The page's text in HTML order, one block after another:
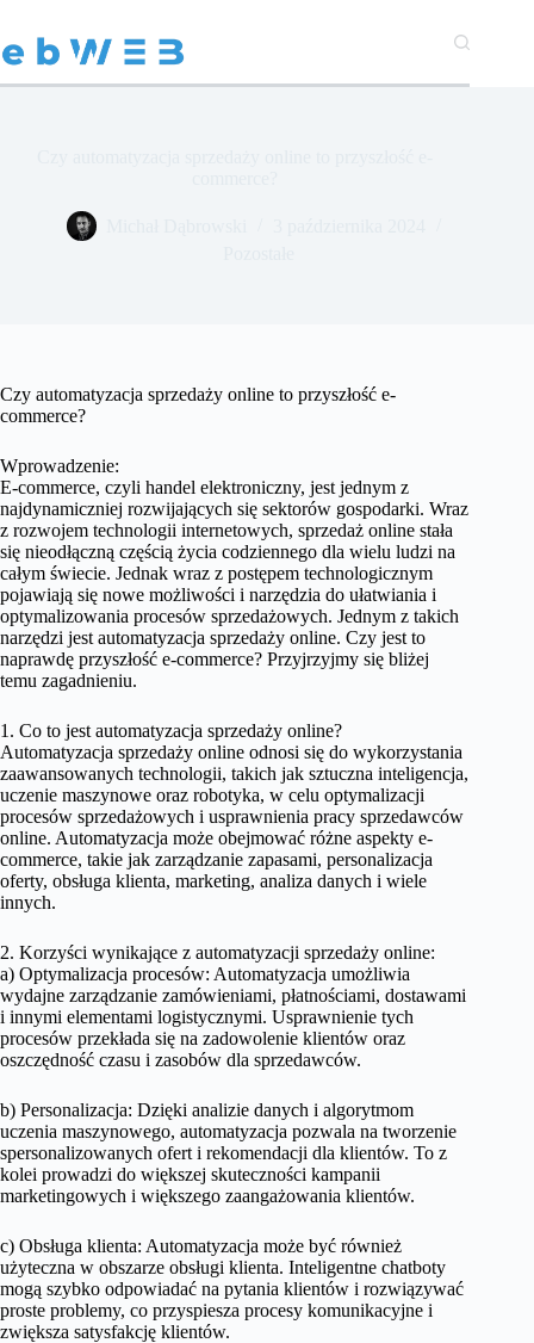
treści
Czy automatyzacja sprzedaży online to przyszłość e-
commerce?
Wprowadzenie:
E-commerce, czyli handel elektroniczny, jest jednym z
najdynamiczniej rozwijających się sektorów gospodarki. Wraz
z rozwojem technologii internetowych, sprzedaż online stała
się nieodłączną częścią życia codziennego dla wielu ludzi na
całym świecie. Jednak wraz z postępem technologicznym
pojawiają się nowe możliwości i narzędzia do ułatwiania i
optymalizowania procesów sprzedażowych. Jednym z takich
narzędzi jest automatyzacja sprzedaży online. Czy jest to
naprawdę przyszłość e-commerce? Przyjrzyjmy się bliżej
temu zagadnieniu.
1. Co to jest automatyzacja sprzedaży online?
Automatyzacja sprzedaży online odnosi się do wykorzystania
zaawansowanych technologii, takich jak sztuczna inteligencja,
uczenie maszynowe oraz robotyka, w celu optymalizacji
procesów sprzedażowych i usprawnienia pracy sprzedawców
online. Automatyzacja może obejmować różne aspekty e-
commerce, takie jak zarządzanie zapasami, personalizacja
oferty, obsługa klienta, marketing, analiza danych i wiele
innych.
2. Korzyści wynikające z automatyzacji sprzedaży online:
a) Optymalizacja procesów: Automatyzacja umożliwia
wydajne zarządzanie zamówieniami, płatnościami, dostawami
i innymi elementami logistycznymi. Usprawnienie tych
procesów przekłada się na zadowolenie klientów oraz
oszczędność czasu i zasobów dla sprzedawców.
b) Personalizacja: Dzięki analizie danych i algorytmom
uczenia maszynowego, automatyzacja pozwala na tworzenie
spersonalizowanych ofert i rekomendacji dla klientów. To z
kolei prowadzi do większej skuteczności kampanii
marketingowych i większego zaangażowania klientów.
c) Obsługa klienta: Automatyzacja może być również
użyteczna w obszarze obsługi klienta. Inteligentne chatboty
mogą szybko odpowiadać na pytania klientów i rozwiązywać
proste problemy, co przyspiesza procesy komunikacyjne i
zwiększa satysfakcję klientów.